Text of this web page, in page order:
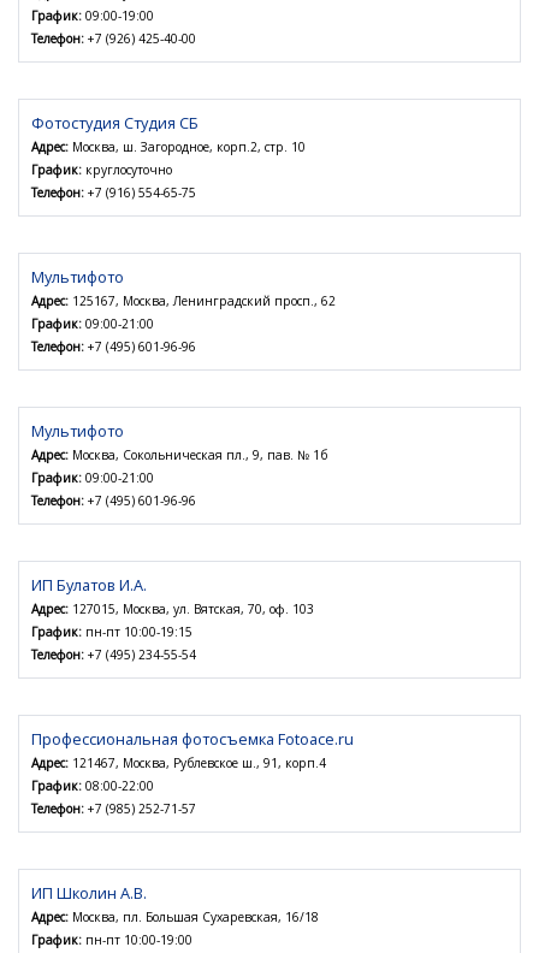
График: 09:00-19:00
Телефон: +7 (926) 425-40-00
Фотостудия Студия СБ
Адрес: Москва, ш. Загородное, корп.2, стр. 10
График: круглосуточно
Телефон: +7 (916) 554-65-75
Мультифото
Адрес: 125167, Москва, Ленинградский просп., 62
График: 09:00-21:00
Телефон: +7 (495) 601-96-96
Мультифото
Адрес: Москва, Сокольническая пл., 9, пав. № 1б
График: 09:00-21:00
Телефон: +7 (495) 601-96-96
ИП Булатов И.А.
Адрес: 127015, Москва, ул. Вятская, 70, оф. 103
График: пн-пт 10:00-19:15
Телефон: +7 (495) 234-55-54
Профессиональная фотосъемка Fotoace.ru
Адрес: 121467, Москва, Рублевское ш., 91, корп.4
График: 08:00-22:00
Телефон: +7 (985) 252-71-57
ИП Школин А.В.
Адрес: Москва, пл. Большая Сухаревская, 16/18
График: пн-пт 10:00-19:00